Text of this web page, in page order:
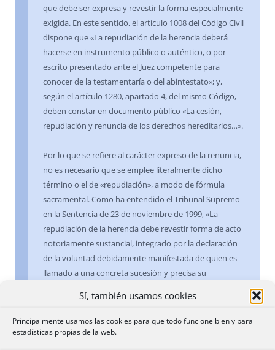
Sí, también usamos cookies
Principalmente usamos las cookies para que todo funcione bien y para
estadísticas propias de la web.
que debe ser expresa y revestir la forma especialmente
exigida. En este sentido, el artículo 1008 del Código Civil
dispone que «La repudiación de la herencia deberá
hacerse en instrumento público o auténtico, o por
escrito presentado ante el Juez competente para
conocer de la testamentaría o del abintestato»; y,
según el artículo 1280, apartado 4, del mismo Código,
deben constar en documento público «La cesión,
repudiación y renuncia de los derechos hereditarios…».
Por lo que se refiere al carácter expreso de la renuncia,
no es necesario que se emplee literalmente dicho
término o el de «repudiación», a modo de fórmula
sacramental. Como ha entendido el Tribunal Supremo
en la Sentencia de 23 de noviembre de 1999, «La
repudiación de la herencia debe revestir forma de acto
notoriamente sustancial, integrado por la declaración
de la voluntad debidamente manifestada de quien es
llamado a una concreta sucesión y precisa su
conocida por todos aquellos interesados en la sucesión
de que se trate (SS. de 24-12-1909, 9-2-1992 y 4-2-1994)
…». Y respecto de la forma documental exigida, esta